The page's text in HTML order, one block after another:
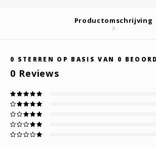
Productomschrijving
0 STERREN OP BASIS VAN 0
0 Reviews